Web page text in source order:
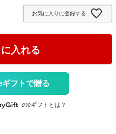
お気に入りに登録する
入れる
フトで贈る
のeギフトとは？